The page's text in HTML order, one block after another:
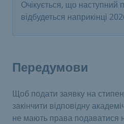
Очікується, що наступний
відбудеться наприкінці
Передумови
Щоб подати заявку на
закінчити відповідну
не мають права подаватися